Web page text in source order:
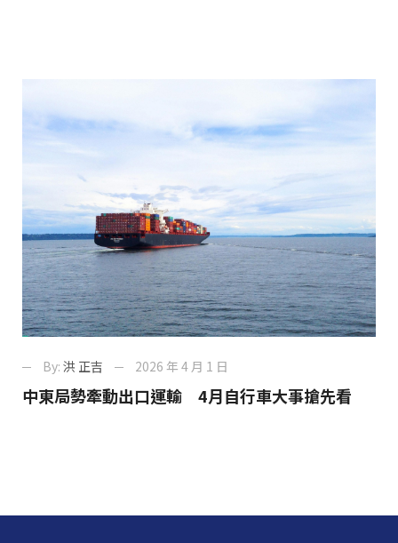
By: 洪 正吉 2026 年 4 月 1 日
中東局勢牽動出口運輸 4月自行車大事搶先看